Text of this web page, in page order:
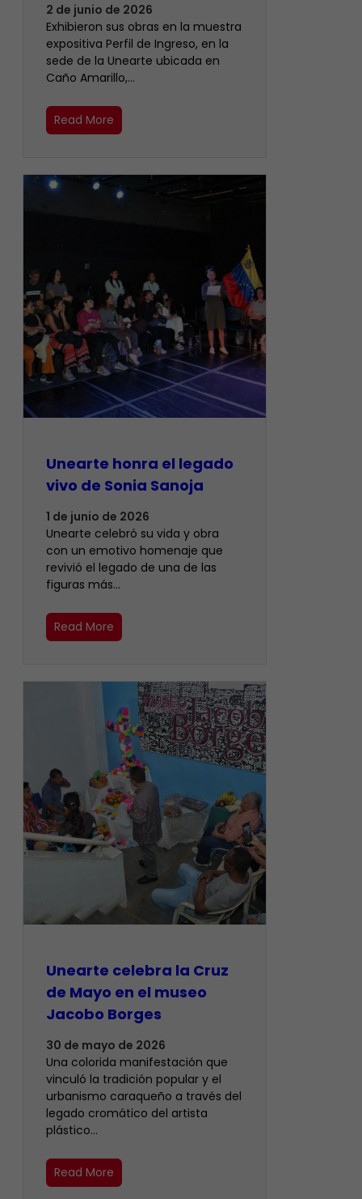
2 de junio de 2026
Exhibieron sus obras en la muestra
expositiva Perfil de Ingreso, en la
sede de la Unearte ubicada en
Caño Amarillo,…
Read More
Unearte honra el legado
vivo de Sonia Sanoja
1 de junio de 2026
Unearte celebró su vida y obra
con un emotivo homenaje que
revivió el legado de una de las
figuras más…
Read More
Unearte celebra la Cruz
de Mayo en el museo
Jacobo Borges
30 de mayo de 2026
Una colorida manifestación que
vinculó la tradición popular y el
urbanismo caraqueño a través del
legado cromático del artista
plástico…
Read More